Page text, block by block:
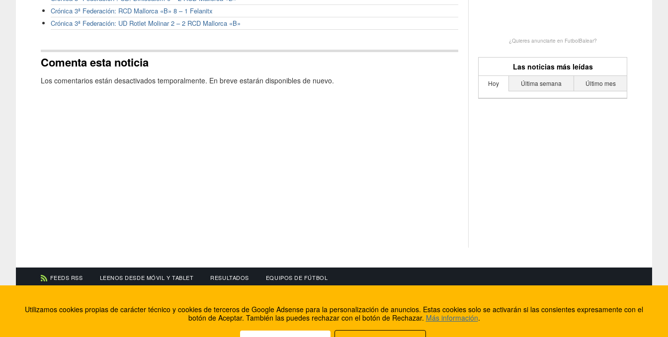
Crónica 3ª Federación: RCD Mallorca «B» 8 – 1 Felanitx
Crónica 3ª Federación: UD Rotlet Molinar 2 – 2 RCD Mallorca «B»
Comenta esta noticia
Los comentarios están desactivados temporalmente. En breve estarán disponibles de nuevo.
¿Quieres anunciarte en FutbolBalear?
Las noticias más leídas
Hoy Última semana Último mes
FEEDS RSS LEENOS DESDE MÓVIL Y TABLET RESULTADOS EQUIPOS DE FÚTBOL
Información de contacto
El equipo de FútbolBalear
Soluciones Corporativas IP
Facebook
Twitter
Internet Rural Mallorca
Registro de dominios
Utilizamos cookies propias de carácter técnico y cookies de terceros de Google Adsense para la personalización de anuncios. Estas cookies solo se activarán si las consientes expresamente con el
botón de Aceptar. También las puedes rechazar con el botón de Rechazar. Más información.